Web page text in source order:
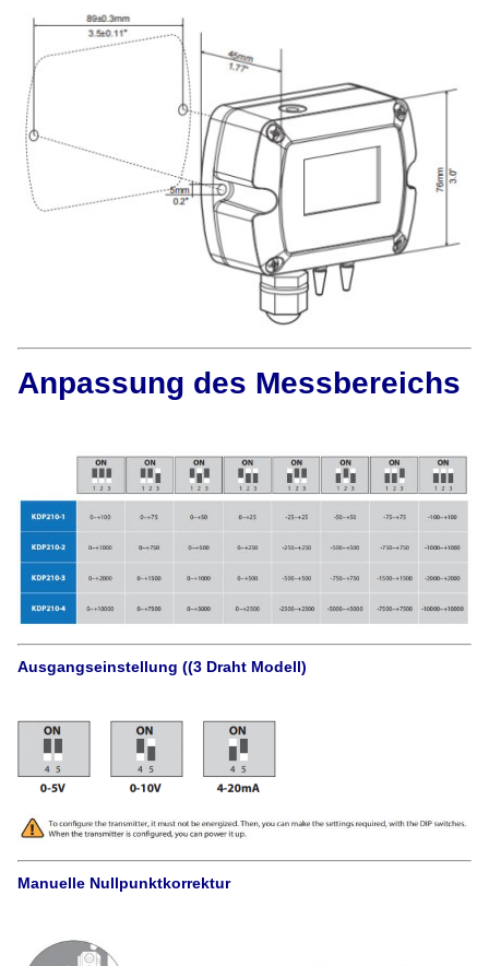
Anpassung des Messbereichs
Ausgangseinstellung ((3 Draht Modell)
Manuelle Nullpunktkorrektur